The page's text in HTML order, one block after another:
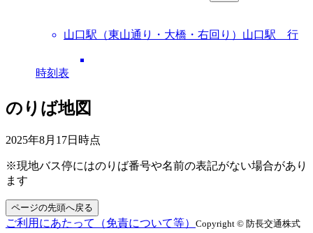
山口駅（東山通り・大橋・右回り）山口駅 行
時刻表
のりば地図
2025年8月17日 時点
※現地バス停にはのりば番号や名前の表記がない場合があり
ます
ページの先頭へ戻る
ご利用にあたって（免責について等） Copyright © 防長交通株式